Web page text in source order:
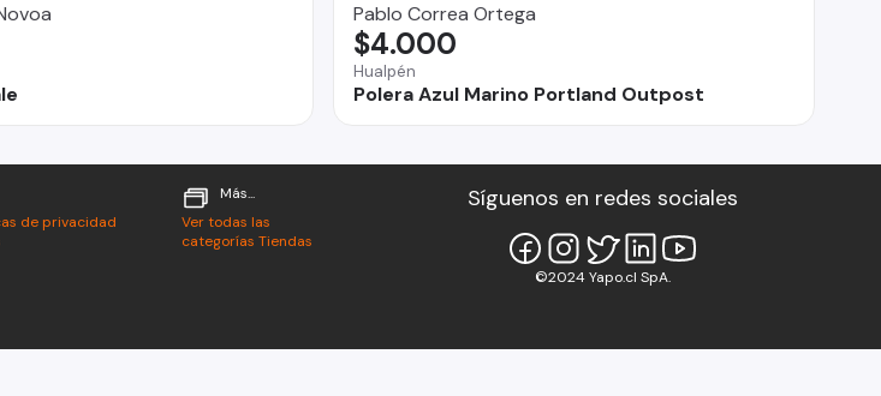
Pablo Correa Ortega
Hualpén
Polera Azul Marino Portland Outpost
$4.000
de privacidad
Más...
Ver todas las
categorías Tiendas
Síguenos en redes sociales
©2024 Yapo.cl SpA.